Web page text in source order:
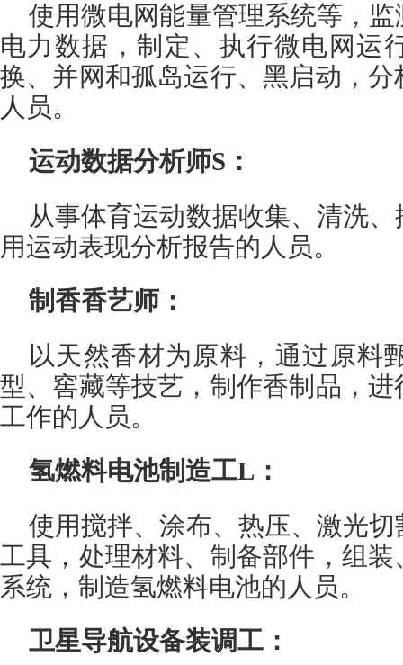
使用微电网能量管理系统等，
电力数据，制定、执行微电网运
换、并网和孤岛运行、黑启动，
人员。
运动数据分析师S：
从事体育运动数据收集、清洗
用运动表现分析报告的人员。
制香香艺师：
以天然香材为原料，通过原料
型、窖藏等技艺，制作香制品，
工作的人员。
氢燃料电池制造工L：
使用搅拌、涂布、热压、激光
工具，处理材料、制备部件，组
系统，制造氢燃料电池的人员。
卫星导航设备装调工：